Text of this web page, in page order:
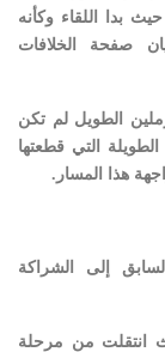
بدا اللقاء وكأنه
صفحة الخلافات
الطويل لم تكن
التي قطعتها
هذا المسار.
إلى الشراكة
انتقلت من مرحلة